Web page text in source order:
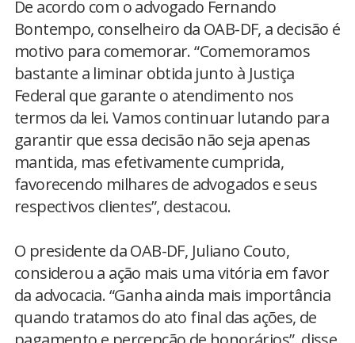
De acordo com o advogado Fernando
Bontempo, conselheiro da OAB-DF, a decisão é
motivo para comemorar. “Comemoramos
bastante a liminar obtida junto à Justiça
Federal que garante o atendimento nos
termos da lei. Vamos continuar lutando para
garantir que essa decisão não seja apenas
mantida, mas efetivamente cumprida,
favorecendo milhares de advogados e seus
respectivos clientes”, destacou.
O presidente da OAB-DF, Juliano Couto,
considerou a ação mais uma vitória em favor
da advocacia. “Ganha ainda mais importância
quando tratamos do ato final das ações, de